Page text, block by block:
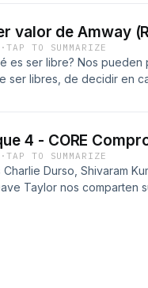
valor de Amway
·TAP TO SUMMARIZE
es ser libre? Nos
ser libres, de decidir en
4 - CORE
·TAP TO SUMMARIZE
Durso, Shivaram
Taylor nos comparten